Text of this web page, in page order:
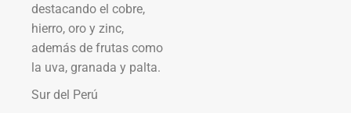
destacando el cobre,
hierro, oro y zinc,
además de frutas como
la uva, granada y palta.
Sur del Perú